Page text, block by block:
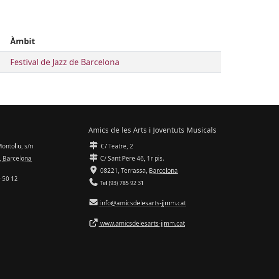
Àmbit
Festival de Jazz de Barcelona
s/n
, Barcelona
50 12
Amics de les Arts i Joventuts Musicals
C/ Teatre, 2
C/ Sant Pere 46, 1r pis.
08221,Terrassa, Barcelona
Tel (93) 785 92 31
info@amicsdelesarts-jjmm.cat
www.amicsdelesarts-jjmm.cat